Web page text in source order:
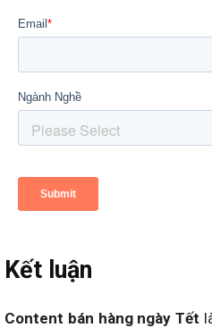
Kết luận
Content bán hàng ngày Tết